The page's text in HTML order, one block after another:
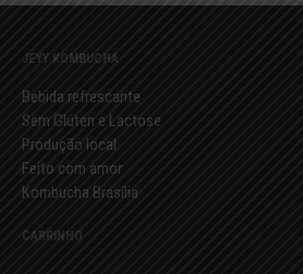
JEYY KOMBUCHA
Bebida refrescante
Sem Glúten e Lactose
Produção local
Feito com amor
Kombucha Brasília
CARRINHO